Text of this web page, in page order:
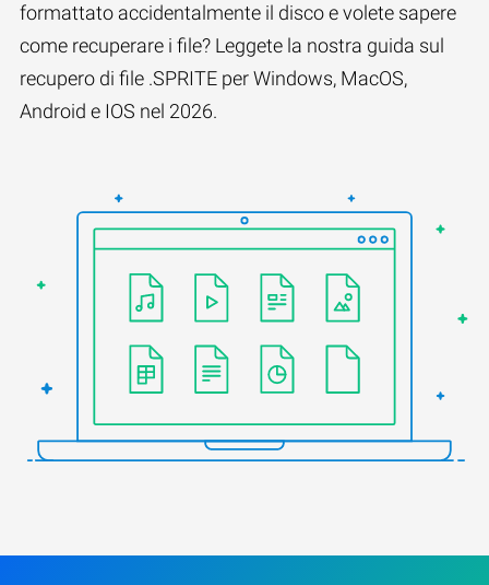
formattato accidentalmente il disco e volete sapere
come recuperare i file? Leggete la nostra guida sul
recupero di file .SPRITE per Windows, MacOS,
Android e IOS nel 2026.